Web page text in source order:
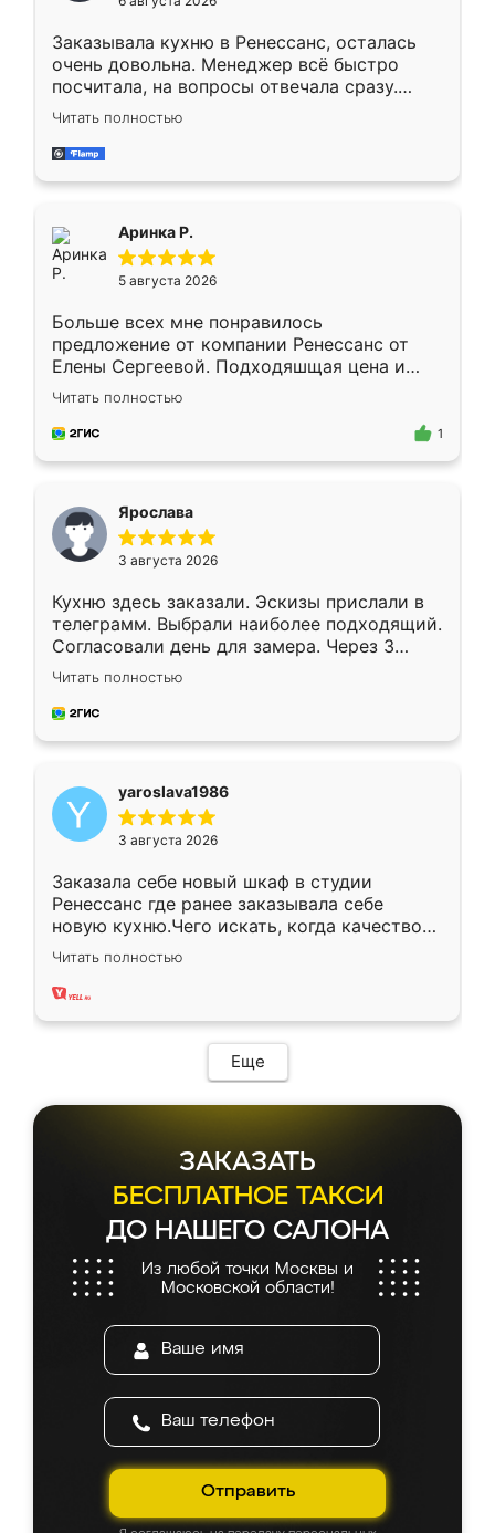
мебели буду заказывать только здесь.
Заказывала кухню в Ренессанс, осталась
очень довольна. Менеджер всё быстро
посчитала, на вопросы отвечала сразу.
Замерщик приехал в субботу, подошёл к
делу со всей ответственностью. Собрали
за день, ребята работали аккуратно, даже
Читать полностью
Аринка Р.
5 августа 2026
Больше всех мне понравилось
предложение от компании Ренессанс от
Елены Сергеевой. Подходяшщая цена и
короткие сроки изготовления. Приехавший
для замера сотрудник Владислав
предложил по моему эскизу самый
Читать полностью
1
Ярослава
3 августа 2026
Кухню здесь заказали. Эскизы прислали в
телеграмм. Выбрали наиболее подходящий.
Согласовали день для замера. Через 3
недели кухня была уже готова. Остались
довольны работой. Спасибо Ренессанс
мебель за качественную работу!
Читать полностью
yaroslava1986
3 августа 2026
Заказала себе новый шкаф в студии
Ренессанс где ранее заказывала себе
новую кухню.Чего искать, когда качеством
вполне довольна. Служит кухня уже почти
два года, нареканий нет.
Читать полностью
Еще
ЗАКАЗАТЬ
БЕСПЛАТНОЕ ТАКСИ
ДО НАШЕГО САЛОНА
Из любой точки Москвы и
Московской области!
Отправить